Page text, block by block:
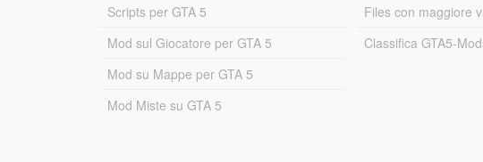
Scripts per GTA 5
Mod sul Giocatore per GTA 5
Mod su Mappe per GTA 5
Mod Miste su GTA 5
Files con maggiore
Classifica GTA5-